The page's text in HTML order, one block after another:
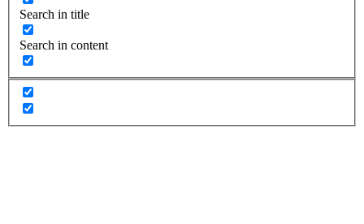
Search in title
Search in content